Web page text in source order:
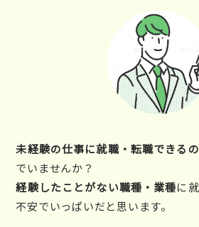
未経験の仕事に就職・転職できる
でいませんか？
経験したことがない職種・業種に
不安でいっぱいだと思います。